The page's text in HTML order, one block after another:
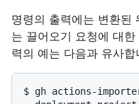
명령의 출력에는 변환된
는 끌어오기 요청에 대
력의 예는 다음과 유사합
$ gh actions-